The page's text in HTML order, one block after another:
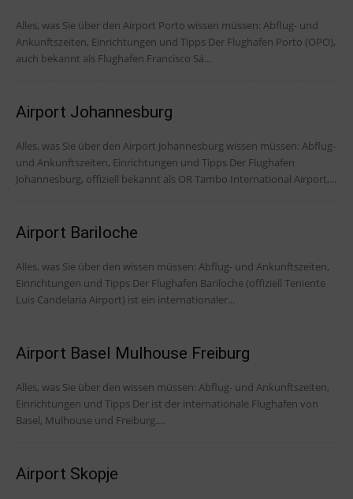
Alles, was Sie über den Airport Porto wissen müssen: Abflug- und
Ankunftszeiten, Einrichtungen und Tipps Der Flughafen Porto (OPO),
auch bekannt als Flughafen Francisco Sá...
Airport Johannesburg
Alles, was Sie über den Airport Johannesburg wissen müssen: Abflug-
und Ankunftszeiten, Einrichtungen und Tipps Der Flughafen
Johannesburg, offiziell bekannt als OR Tambo International Airport,...
Airport Bariloche
Alles, was Sie über den wissen müssen: Abflug- und Ankunftszeiten,
Einrichtungen und Tipps Der Flughafen Bariloche (offiziell Teniente
Luis Candelaria Airport) ist ein internationaler...
Airport Basel Mulhouse Freiburg
Alles, was Sie über den wissen müssen: Abflug- und Ankunftszeiten,
Einrichtungen und Tipps Der ist der internationale Flughafen von
Basel, Mulhouse und Freiburg....
Airport Skopje